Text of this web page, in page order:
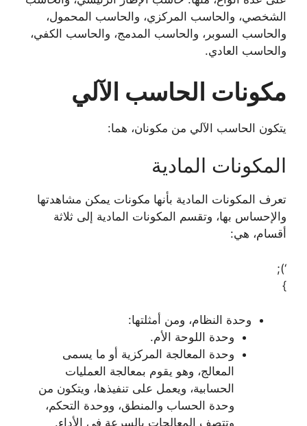
الشخصي، والحاسب المركزي، والحاسب المحمول،
والحاسب السوبر، والحاسب المدمج، والحاسب الكفي،
والحاسب العادي.
مكونات الحاسب الآلي
يتكون الحاسب الآلي من مكونان، هما:
المكونات المادية
تعرف المكونات المادية بأنها مكونات يمكن مشاهدتها
والإحساس بها، وتقسم المكونات المادية إلى ثلاثة
أقسام، هي:
‘);
}
وحدة النظام، ومن أمثلتها:
وحدة اللوحة الأم.
وحدة المعالجة المركزية أو ما يسمى
المعالج، وهو يقوم بمعالجة العمليات
الحسابية، ويعمل على تنفيذها، ويتكون من
وحدة الحساب والمنطق، ووحدة التحكم،
وتتصف المعالجات بالسرعة في الأداء.